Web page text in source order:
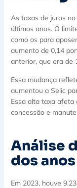
As taxas de juros
últimos anos. O
como os para
aumento de 0,14
anterior, que era de
Essa mudança
aumentou a Selic
Essa alta taxa afeta
concessão e
Análise
dos anos
Em 2023, houve